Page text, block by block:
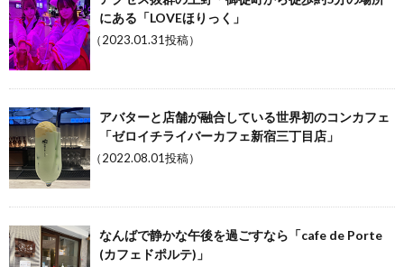
にある「LOVEほりっく」
（2023.01.31投稿）
アバターと店舗が融合している世界初のコンカフェ
「ゼロイチライバーカフェ新宿三丁目店」
（2022.08.01投稿）
なんばで静かな午後を過ごすなら「cafe de Porte
(カフェドポルテ)」